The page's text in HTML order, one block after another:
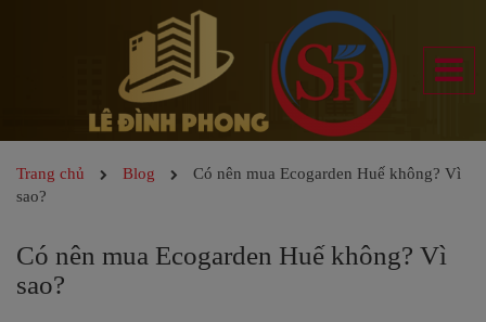
Trang chủ Blog
Có nên mua Ecogarden Huế không? Vì
sao?
Có nên mua Ecogarden Huế không? Vì
sao?